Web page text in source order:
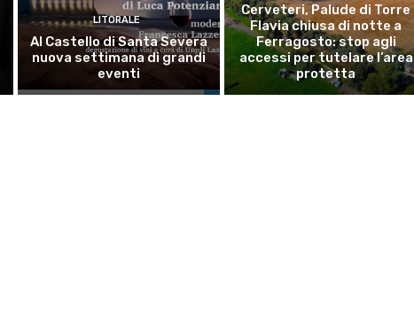
LITORALE
Al Castello di Santa Severa
nuova settimana di grandi
eventi
Cerveteri, Palude di Torre
Flavia chiusa di notte a
Ferragosto: stop agli
accessi per tutelare l’area
protetta